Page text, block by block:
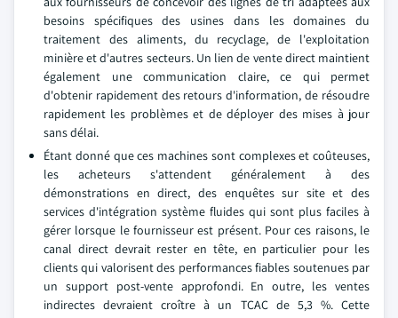
besoins spécifiques des usines dans les domaines du
traitement des aliments, du recyclage, de l'exploitation
minière et d'autres secteurs. Un lien de vente direct maintient
également une communication claire, ce qui permet
d'obtenir rapidement des retours d'information, de résoudre
rapidement les problèmes et de déployer des mises à jour
sans délai.
Étant donné que ces machines sont complexes et coûteuses,
les acheteurs s'attendent généralement à des
démonstrations en direct, des enquêtes sur site et des
services d'intégration système fluides qui sont plus faciles à
gérer lorsque le fournisseur est présent. Pour ces raisons, le
canal direct devrait rester en tête, en particulier pour les
clients qui valorisent des performances fiables soutenues par
un support post-vente approfondi. En outre, les ventes
indirectes devraient croître à un TCAC de 5,3 %. Cette